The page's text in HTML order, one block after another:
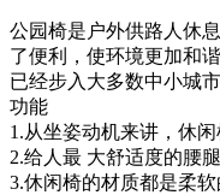
公园椅是户外供路人休
了便利，使环境更加和
已经步入大多数中小城
功能
1.从坐姿动机来讲，休
2.给人最 大舒适度的腰
3.休闲椅的材质都是柔